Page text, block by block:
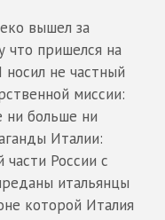
вышел за
что пришелся на
не частный
миссии:
ни больше ни
Италии:
России с
итальянцы
которой Италия